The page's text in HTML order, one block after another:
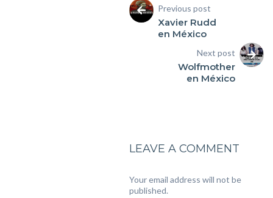
Previous post
Xavier Rudd
en México
Next post
Wolfmother
en México
LEAVE A COMMENT
Your email address will not be
published.